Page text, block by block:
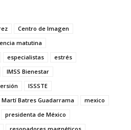
Centro de Imagen
matutina
especialistas
estrés
IMSS Bienestar
ISSSTE
Martí Batres Guadarrama
mexico
presidenta de México